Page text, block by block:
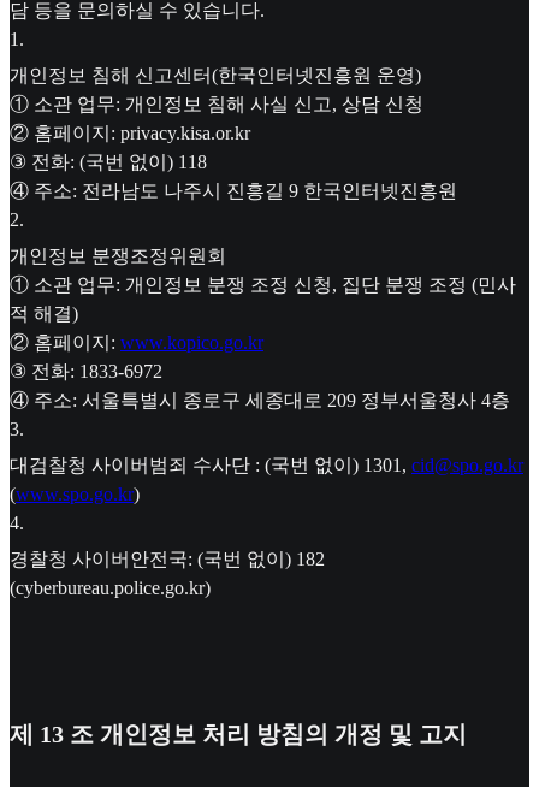
담 등을 문의하실 수 있습니다.
1 .
개인정보 침해 신고센터(한국인터넷진흥원 운영)
① 소관 업무: 개인정보 침해 사실 신고, 상담 신청
② 홈페이지: privacy.kisa.or.kr
③ 전화: (국번 없이) 118
④ 주소: 전라남도 나주시 진흥길 9 한국인터넷진흥원
2.
개인정보 분쟁조정위원회
① 소관 업무: 개인정보 분쟁 조정 신청, 집단 분쟁 조정 (민사
적 해결)
② 홈페이지: www.kopico.go.kr
③ 전화: 1833-6972
④ 주소: 서울특별시 종로구 세종대로 209 정부서울청사 4층
3.
대검찰청 사이버범죄 수사단 : (국번 없이) 1301, cid@spo.go.kr
(www.spo.go.kr)
4.
경찰청 사이버안전국: (국번 없이) 182
(cyberbureau.police.go.kr)
제 13 조 개인정보 처리 방침의 개정 및 고지